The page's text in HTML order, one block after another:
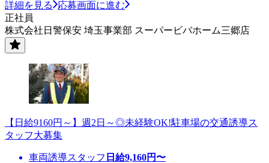
詳細を見る
応募画面に進む
正社員
株式会社日警保安 埼玉事業部 スーパービバホーム三郷店
【日給9160円～】週2日～◎未経験OK!駐車場の交通誘導ス
タッフ大募集
車両誘導スタッフ 日給9,160円〜